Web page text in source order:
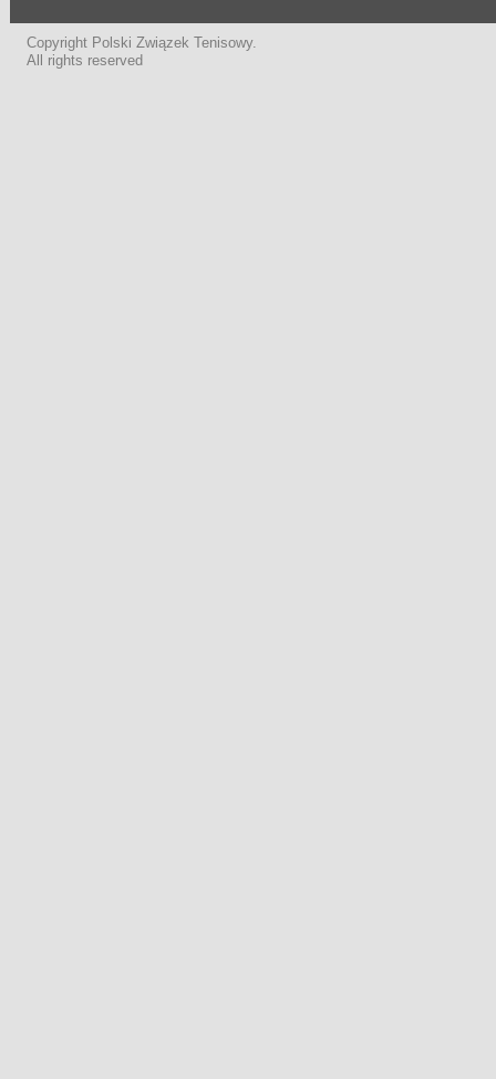
Copyright Polski Związek Tenisowy.
All rights reserved